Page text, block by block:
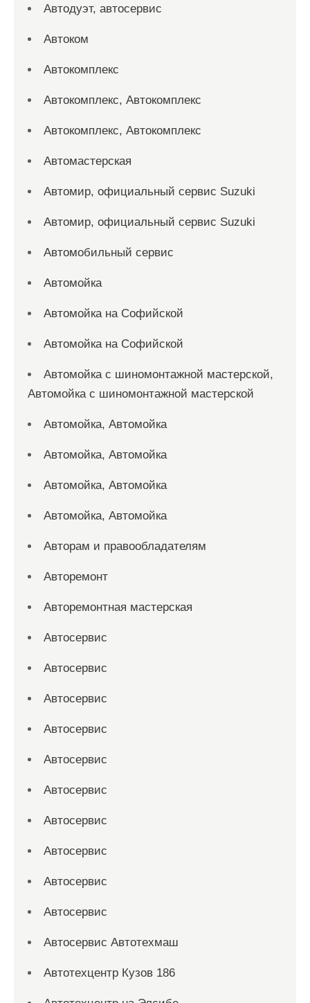
Автодуэт, автосервис
Автоком
Автокомплекс
Автокомплекс, Автокомплекс
Автокомплекс, Автокомплекс
Автомастерская
Автомир, официальный сервис Suzuki
Автомир, официальный сервис Suzuki
Автомобильный сервис
Автомойка
Автомойка на Софийской
Автомойка на Софийской
Автомойка с шиномонтажной мастерской,
Автомойка с шиномонтажной мастерской
Автомойка, Автомойка
Автомойка, Автомойка
Автомойка, Автомойка
Автомойка, Автомойка
Авторам и правообладателям
Авторемонт
Авторемонтная мастерская
Автосервис
Автосервис
Автосервис
Автосервис
Автосервис
Автосервис
Автосервис
Автосервис
Автосервис
Автосервис
Автосервис Автотехмаш
Автотехцентр Кузов 186